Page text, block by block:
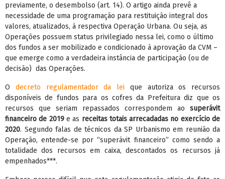
previamente, o desembolso (art. 14). O artigo ainda prevê a
necessidade de uma programação para restituição integral dos
valores, atualizados, à respectiva Operação Urbana. Ou seja, as
Operações possuem status privilegiado nessa lei, como o último
dos fundos a ser mobilizado e condicionado à aprovação da CVM –
que emerge como a verdadeira instância de participação (ou de
decisão) das Operações.
O decreto regulamentador da lei que autoriza os recursos
disponíveis de fundos para os cofres da Prefeitura diz que os
recursos que seriam repassados correspondem ao superávit
financeiro de 2019e as receitas totais arrecadadas no exercício de
2020. Segundo falas de técnicos da SP Urbanismo em reunião da
Operação, entende-se por “superávit financeiro” como sendo a
totalidade dos recursos em caixa, descontados os recursos já
empenhados***.